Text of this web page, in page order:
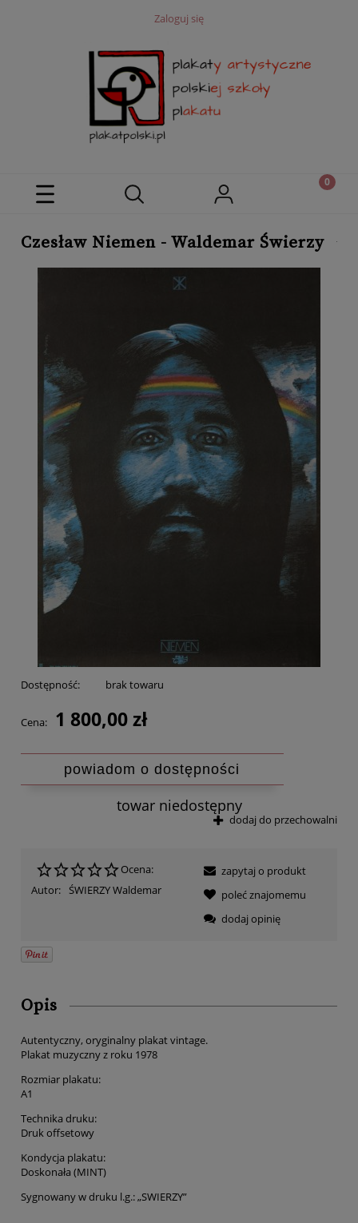
Zaloguj się
Czesław Niemen - Waldemar Świerzy
Dostępność: brak towaru
Cena: 1 800,00 zł
powiadom o dostępności
towar niedostępny
dodaj do przechowalni
Ocena:
Autor: ŚWIERZY Waldemar
zapytaj o produkt
poleć znajomemu
dodaj opinię
Opis
Autentyczny, oryginalny plakat vintage.
Plakat muzyczny z roku 1978
Rozmiar plakatu:
A1
Technika druku:
Druk offsetowy
Kondycja plakatu:
Doskonała (MINT)
Sygnowany w druku l.g.: „SWIERZY”